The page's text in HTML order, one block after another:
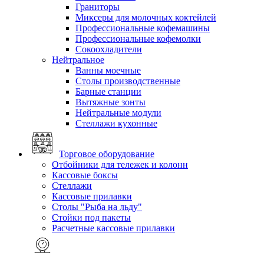
Граниторы
Миксеры для молочных коктейлей
Профессиональные кофемашины
Профессиональные кофемолки
Сокоохладители
Нейтральное
Ванны моечные
Столы производственные
Барные станции
Вытяжные зонты
Нейтральные модули
Стеллажи кухонные
Торговое оборудование
Отбойники для тележек и колонн
Кассовые боксы
Стеллажи
Кассовые прилавки
Столы "Рыба на льду"
Стойки под пакеты
Расчетные кассовые прилавки